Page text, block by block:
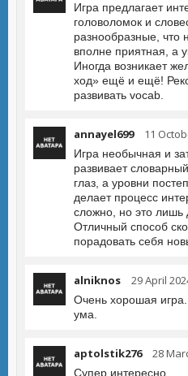
Игра предлагает
головоломок и
разнообразные, что
вполне приятная, а
Иногда возникает
ход» ещё и ещё!
развивать vocab.
annayel699 11
Игра необычная и
развивает
глаз, а уровни
делает процесс
сложно, но это лишь
Отличный способ
порадовать себя
alniknos 29 April
Очень хорошая
ума.
aptolstik276 28
Супер интересно